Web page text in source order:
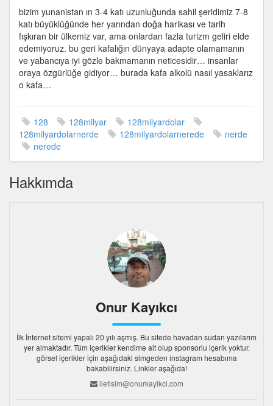
bizim yunanistan ın 3-4 katı uzunluğunda sahil şeridimiz 7-8
katı büyüklüğünde her yarından doğa harikası ve tarih
fışkıran bir ülkemiz var, ama onlardan fazla turizm geliri elde
edemiyoruz. bu geri kafalığın dünyaya adapte olamamanın
ve yabancıya iyi gözle bakmamanın neticesidir… insanlar
oraya özgürlüğe gidiyor… burada kafa alkolü nasıl yasaklarız
o kafa…
128 128milyar
128milyardolar
128milyardolarnerde
128milyardolarnerede
nerde
nerede
Hakkımda
Onur Kayıkcı
İlk İnternet sitemi yapalı 20 yılı aşmış. Bu sitede havadan sudan yazılarım
yer almaktadır. Tüm içerikler kendime ait olup sponsorlu içerik yoktur.
görsel içerikler için aşağıdaki simgeden instagram hesabıma
bakabilirsiniz. Linkler aşağıda!
iletisim@onurkayikci.com